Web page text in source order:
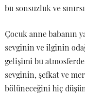
bu sonsuzluk ve
Çocuk anne babanın
sevginin ve ilginin
gelişimi bu
sevginin, şefkat ve
bölüneceğini hiç